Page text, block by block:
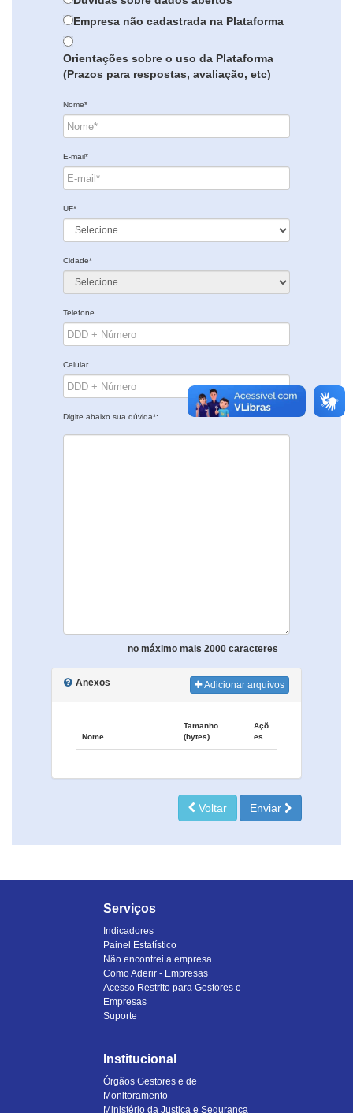
Empresa não cadastrada na Plataforma
Orientações sobre o uso da Plataforma
(Prazos para respostas, avaliação, etc)
Nome*
E-mail*
UF*
Cidade*
Telefone
Celular
Digite abaixo sua dúvida*:
no máximo mais 2000 caracteres
Anexos Adicionar arquivos
Nome
Tamanho
(bytes)
Açõ
es
Voltar Enviar
Serviços
Indicadores
Painel Estatístico
Não encontrei a empresa
Como Aderir - Empresas
Acesso Restrito para Gestores e
Empresas
Suporte
Institucional
Órgãos Gestores e de
Monitoramento
Ministério da Justiça e Segurança